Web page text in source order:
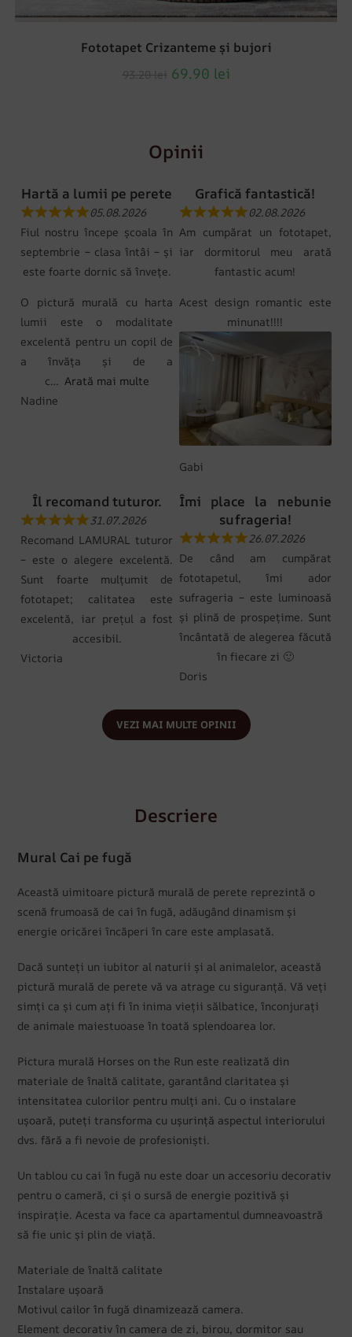
Fototapet Crizanteme și bujori
69.90 lei
Opinii
Hartă a lumii pe perete
05.08.2026
Fiul nostru începe școala în
septembrie – clasa întâi – și
este foarte dornic să învețe.
O pictură murală cu harta
lumii este o modalitate
excelentă pentru un copil de
a învăța și de a
c
Arată mai multe
Nadine
Grafică fantastică!
02.08.2026
Am cumpărat un fototapet,
iar dormitorul meu arată
fantastic acum!
Acest design romantic este
minunat!!!!
Gabi
Îl recomand tuturor.
31.07.2026
Recomand LAMURAL tuturor
– este o alegere excelentă.
Sunt foarte mulțumit de
fototapet; calitatea este
excelentă, iar prețul a fost
accesibil.
Victoria
Îmi place la nebunie
sufrageria!
26.07.2026
De când am cumpărat
fototapetul, îmi ador
sufrageria – este luminoasă
și plină de prospețime. Sunt
încântată de alegerea făcută
în fiecare zi 🙂
Doris
VEZI MAI MULTE OPINII
Descriere
Mural Cai pe fugă
Această uimitoare pictură murală de perete reprezintă o
scenă frumoasă de cai în fugă, adăugând dinamism și
energie oricărei încăperi în care este amplasată.
Dacă sunteți un iubitor al naturii și al animalelor, această
pictură murală de perete vă va atrage cu siguranță. Vă veți
simți ca și cum ați fi în inima vieții sălbatice, înconjurați
de animale maiestuoase în toată splendoarea lor.
Pictura murală Horses on the Run este realizată din
materiale de înaltă calitate, garantând claritatea și
intensitatea culorilor pentru mulți ani. Cu o instalare
ușoară, puteți transforma cu ușurință aspectul interiorului
dvs. fără a fi nevoie de profesioniști.
Un tablou cu cai în fugă nu este doar un accesoriu decorativ
pentru o cameră, ci și o sursă de energie pozitivă și
inspirație. Acesta va face ca apartamentul dumneavoastră
să fie unic și plin de viață.
Materiale de înaltă calitate
Instalare ușoară
Motivul cailor în fugă dinamizează camera.
Element decorativ în camera de zi, birou, dormitor sau